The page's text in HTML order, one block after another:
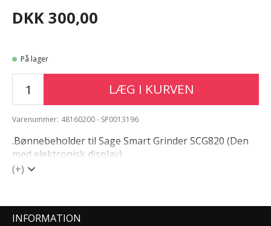
DKK 300,00
På lager
LÆG I KURVEN
Varenummer: 48160200 - SP0013196
.Bønnebeholder til Sage Smart Grinder SCG820 (Den
med elektronisk display)
(+)
INFORMATION